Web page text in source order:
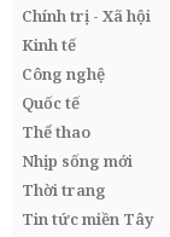
Chính trị - Xã hội
Kinh tế
Công nghệ
Quốc tế
Thể thao
Nhịp sống mới
Thời trang
Tin tức miền Tây